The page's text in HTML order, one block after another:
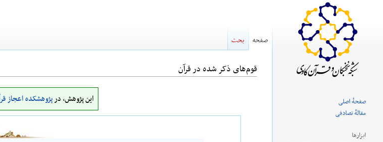
قوم‌های ذکر شده در قرآن
این پژوهش، درپژوهشکده اعجاز
صفحه بحث
صفحهٔ اصلی
مقالهٔ تصادفی
ابزارها